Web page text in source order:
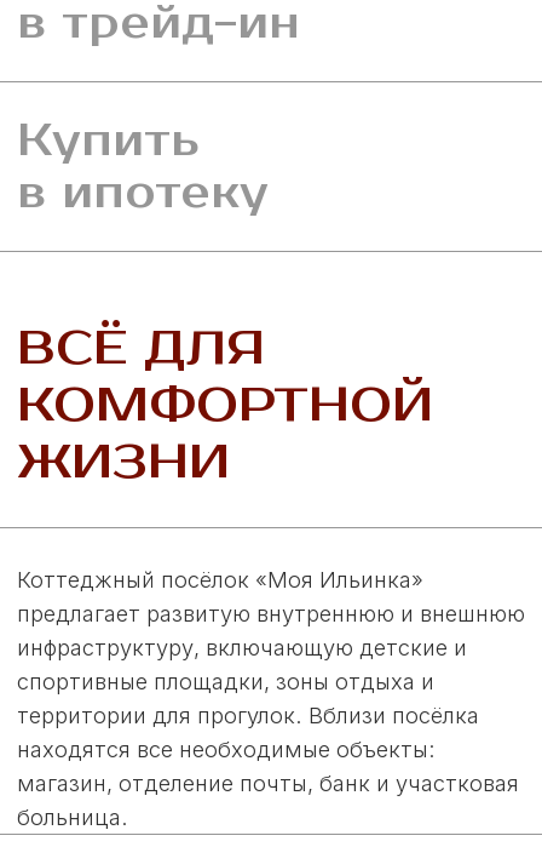
инфраструктуру, включающую детские и
спортивные площадки, зоны отдыха и
находятся все необходимые объекты:
больница.
СОСЕДСТВО
При покупке дома в коттеджном посёлке
люди могут узнать своих соседей, чем они
занимаются, чем увлекаются, как проводят
свободное время. Соседство получается
более социально однородным, а значит,
комфортным и безопасным.